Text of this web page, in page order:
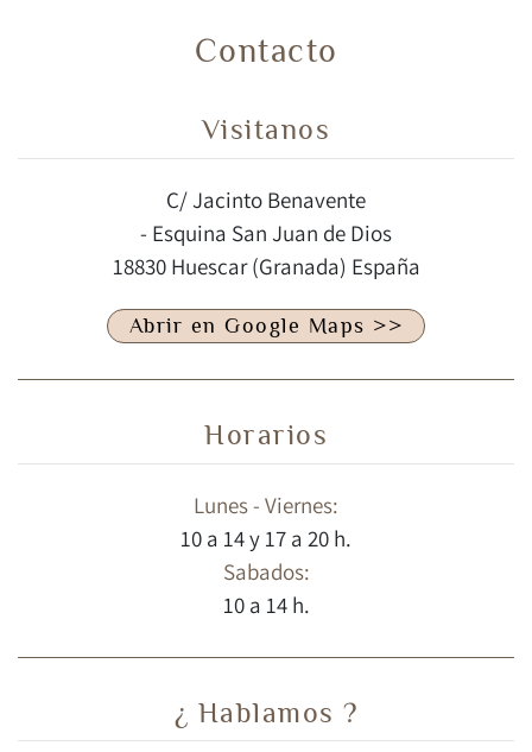
Contacto
Visitanos
C/ Jacinto Benavente
- Esquina San Juan de Dios
18830 Huescar (Granada) España
Abrir en Google Maps >>
Horarios
Lunes - Viernes:
10 a 14 y 17 a 20 h.
Sabados:
10 a 14 h.
¿ Hablamos ?